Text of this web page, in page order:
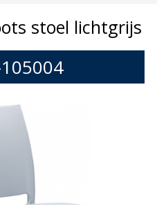
stoel lichtgrijs